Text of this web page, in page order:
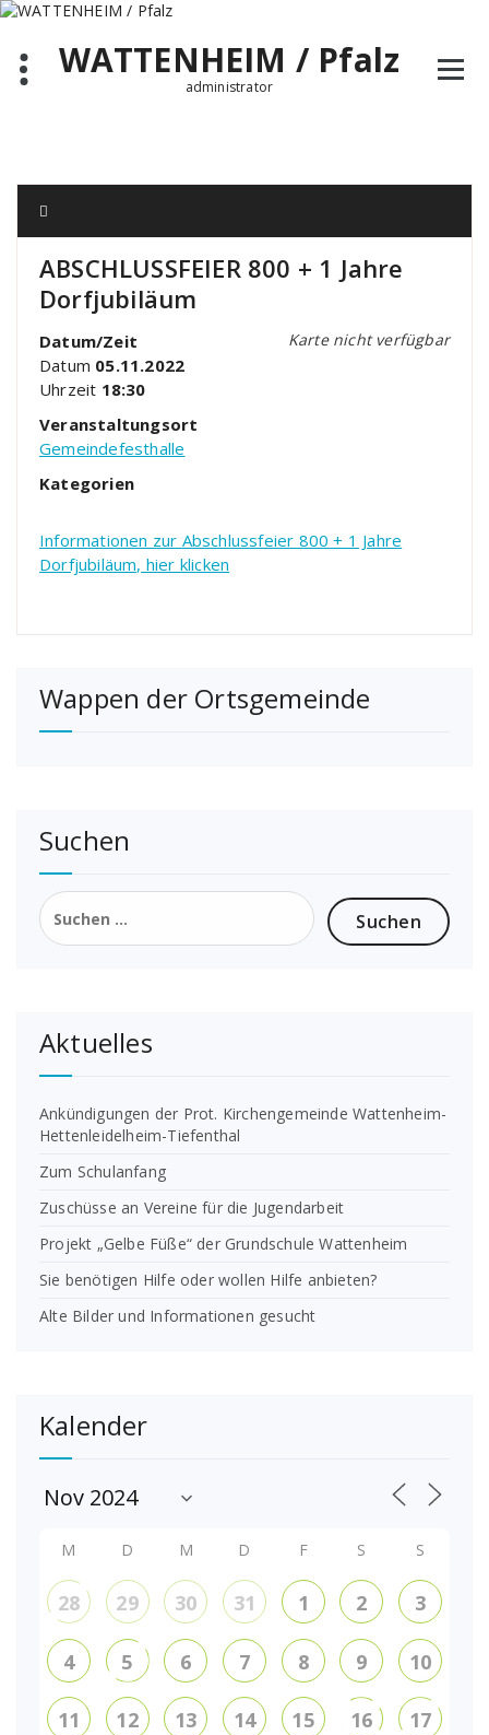
Zum
springenWATTENHEIM / Pfalz
administrator
ABSCHLUSSFEIER 800 + 1 Jahre
Dorfjubiläum
Karte nicht verfügbar
Datum/Zeit
Datum 05.11.2022
Uhrzeit 18:30
Veranstaltungsort
Gemeindefesthalle
Kategorien
Informationen zur Abschlussfeier 800 + 1 Jahre
Dorfjubiläum, hier klicken
Wappen der Ortsgemeinde
Suchen
Suchen
nach:
Aktuelles
Ankündigungen der Prot. Kirchengemeinde Wattenheim-
Hettenleidelheim-Tiefenthal
Zum Schulanfang
Zuschüsse an Vereine für die Jugendarbeit
Projekt „Gelbe Füße“ der Grundschule Wattenheim
Sie benötigen Hilfe oder wollen Hilfe anbieten?
Alte Bilder und Informationen gesucht
Kalender
M D M D F S S
28 29 30 31 1 2 3
4 5 6 7 8 9 10
11 12 13 14 15 16 17